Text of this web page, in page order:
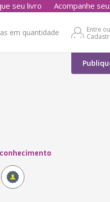
seu livro Acompanhe
em quantidade
Entre ou